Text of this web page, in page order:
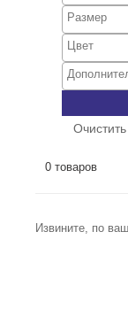
0 товаров
Извините, по